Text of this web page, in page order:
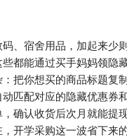
、宿舍用品，加起来少
都能通过买手妈妈领隐
把你想买的商品标题复
匹配对应的隐藏优惠券
确认收货后次月就能提
，开学采购这一波省下来